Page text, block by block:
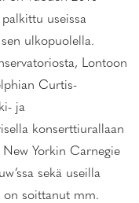
useissa
ulkopuolella.
Lontoon
Curtis-
ja
konserttiurallaan
Yorkin Carnegie
sekä useilla
on soittanut mm.